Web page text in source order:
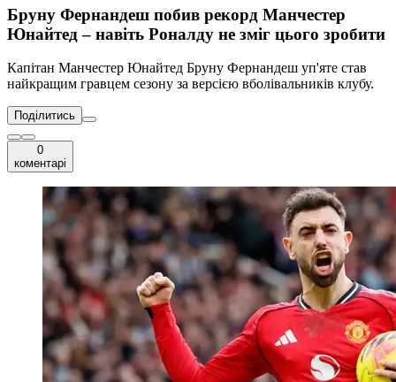
Бруну Фернандеш побив рекорд Манчестер
Юнайтед – навіть Роналду не зміг цього зробити
Капітан Манчестер Юнайтед Бруну Фернандеш уп'яте став
найкращим гравцем сезону за версією вболівальників клубу.
Поділитись
0
коментарі